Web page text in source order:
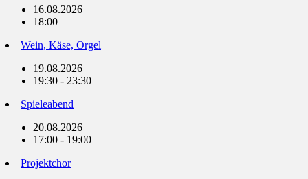
16.08.2026
18:00
Wein, Käse, Orgel
19.08.2026
19:30 - 23:30
Spieleabend
20.08.2026
17:00 - 19:00
Projektchor